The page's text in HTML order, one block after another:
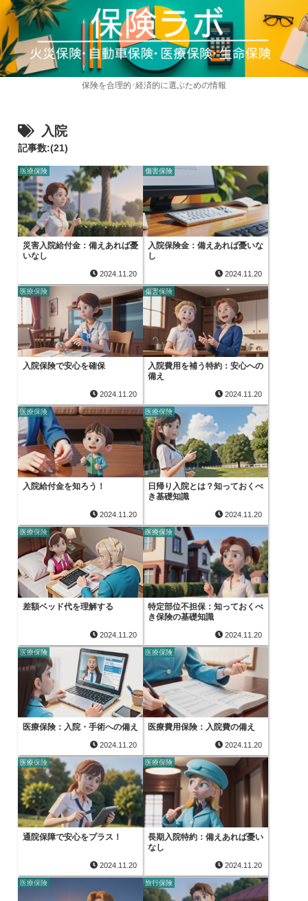
保険を合理的･経済的に選ぶための情報
入院
記事数:(21)
医療保険
災害入院給付金：備えあれば憂
いなし
2024.11.20
傷害保険
入院保険金：備えあれば憂いな
し
2024.11.20
医療保険
入院保険で安心を確保
2024.11.20
傷害保険
入院費用を補う特約：安心への
備え
2024.11.20
医療保険
入院給付金を知ろう！
2024.11.20
医療保険
日帰り入院とは？知っておくべ
き基礎知識
2024.11.20
医療保険
差額ベッド代を理解する
2024.11.20
医療保険
特定部位不担保：知っておくべ
き保険の基礎知識
2024.11.20
医療保険
医療保険：入院・手術への備え
2024.11.20
医療保険
医療費用保険：入院費の備え
2024.11.20
医療保険
通院保障で安心をプラス！
2024.11.20
医療保険
長期入院特約：備えあれば憂い
なし
2024.11.20
医療保険 旅行保険